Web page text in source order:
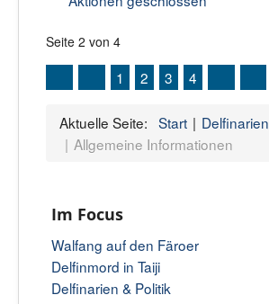
Seite 2 von 4
1 2 3 4
Aktuelle Seite: Start
Delfinarien
Allgemeine Informationen
Im Focus
Walfang auf den Färoer
Delfinmord in Taiji
Delfinarien & Politik